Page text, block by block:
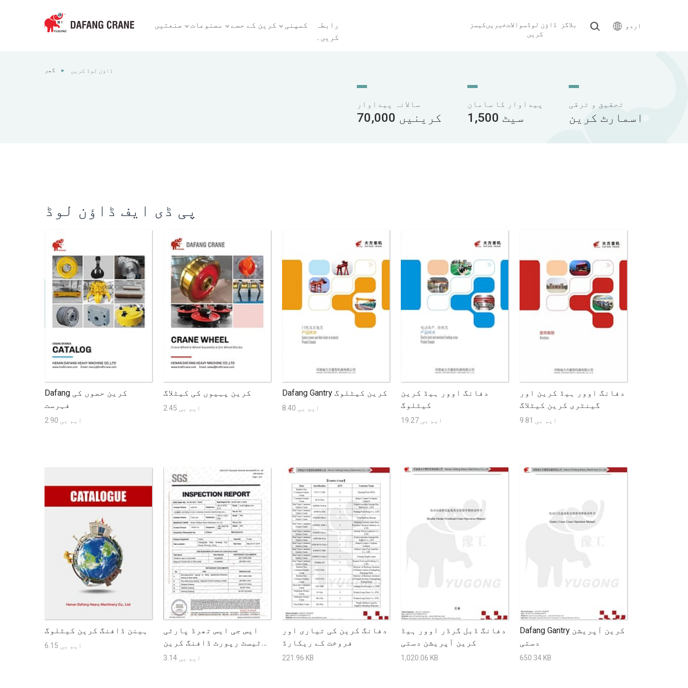
صنعتیں مصنوعات کرین کے حصے کمپنی
رابطہ
کریں۔
کیسزخبریںسوالاتڈاؤن لوڈ
کریں
بلاگز اردو
گھر ► ڈاؤن لوڈ کریں
سالانہ پیداوار
70,000 کرینیں
پیداوار کا سامان
1,500 سیٹ
تحقیق و ترقی
اسمارٹ کرین
پی ڈی ایف ڈاؤن لوڈ
Dafang کرین حصوں کی
فہرست
2.90 ایم بی
کرین پہیوں کی کیٹلاگ
2.45 ایم بی
Dafang Gantry کرین کیٹلوگ
8.40 ایم بی
دفانگ اوور ہیڈ کرین
کیٹلوگ
19.27 ایم بی
دفانگ اوور ہیڈ کرین اور
گینٹری کرین کیٹلاگ
9.81 ایم بی
ہینن ڈافنگ کرین کیٹلوگ
6.15 ایم بی
ایس جی ایس تھرڈ پارٹی
ٹیسٹ رپورٹ ڈافنگ کرین
کے بارے میں
3.14 ایم بی
دفانگ کرین کی تیاری اور
فروخت کے ریکارڈ
221.96 KB
دفانگ ڈبل گرڈر اوور ہیڈ
کرین آپریشن دستی
1,020.06 KB
Dafang Gantry کرین آپریشن
دستی
650.34 KB